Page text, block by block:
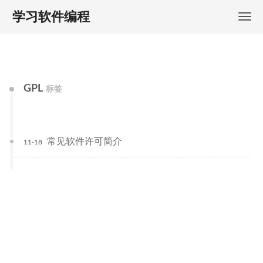
学习软件编程
GPL 标签
常见软件许可简介
11-18